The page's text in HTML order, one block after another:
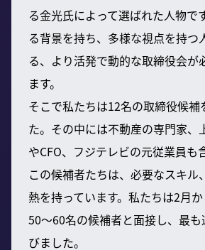
る金光氏によって選ばれた人物で
る背景を持ち、多様な視点を持つ
る、より活発で動的な取締役会が
ます。
そこで私たちは12名の取締役候補
た。その中には不動産の専門家、
やCFO、フジテレビの元従業員も
この候補者たちは、必要なスキル
熱を持っています。私たちは2月
50〜60名の候補者と面接し、最
びました。